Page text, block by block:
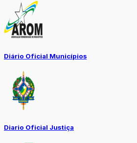
Diário Oficial Municípios
Diario Oficial Justiça